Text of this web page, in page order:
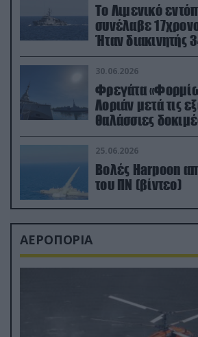
Το Λιμενικό
συνέλαβε
Ήταν
μεταναστών
30.06.2026
Φρεγάτα
Λοριάν μετά τις
θαλάσσιες δοκιμές στον
απαιτητικό
25.06.2026
Βολές Harpoon
του ΠΝ (βίντεο)
ΑΕΡΟΠΟΡΙΑ